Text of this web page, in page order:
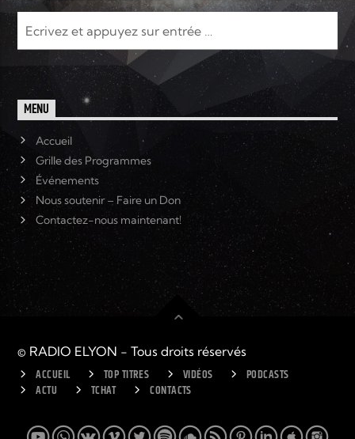
MENU
Accueil
Grille des Programmes
Événements
Nous soutenir – Faire un Don
Contactez-nous maintenant!
© RADIO ELYON - Tous droits réservés
ACCUEIL TOP TITRES VIDÉOS
PODCASTS
ACTU
TCHAT CONTACTS